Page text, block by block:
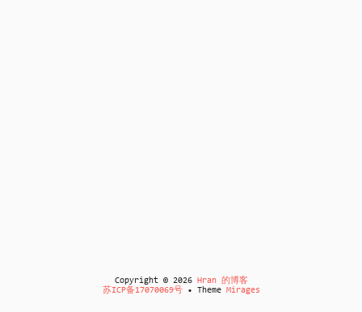
Copyright © 2026
Hran 的博客
苏ICP备17070069号• Theme Mirages